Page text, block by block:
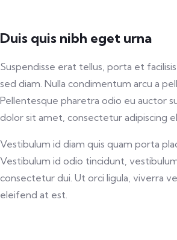
Duis quis nibh eget urna
Suspendisse erat tellus, porta et
sed diam. Nulla condimentum arcu a
Pellentesque pharetra odio eu auctor
dolor sit amet, consectetur adipiscing
Vestibulum id diam quis quam porta
Vestibulum id odio tincidunt,
consectetur dui. Ut orci ligula, viverra
eleifend at est.